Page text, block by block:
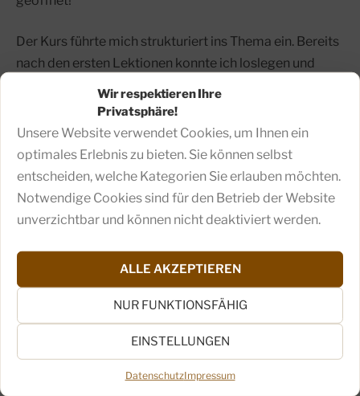
Wir respektieren Ihre
Privatsphäre!
Unsere Website verwendet Cookies, um Ihnen ein
optimales Erlebnis zu bieten. Sie können selbst
entscheiden, welche Kategorien Sie erlauben möchten.
Notwendige Cookies sind für den Betrieb der Website
unverzichtbar und können nicht deaktiviert werden.
ALLE AKZEPTIEREN
NUR FUNKTIONSFÄHIG
EINSTELLUNGEN
DatenschutzImpressum
Der Kurs führte mich strukturiert ins Thema ein. Bereits
nach den ersten Lektionen konnte ich loslegen und
einen Futterplan sowie Rezepte ausprobieren. Die
Umstellung erfolgte schrittweise, und Rocky nahm das
neue Futter gut an. Anfangs pürierte ich die Zutaten, um
ihn sanft daran zu gewöhnen. Mittlerweile frisst er seine
Mahlzeiten mit Begeisterung – und ich habe endlich das
Vertrauen, dass ich ihn optimal versorge.
Hunde 2.0“ aufgebaut?
Der Online-Kurs ist logisch und sinnvoll strukturiert.
Zunächst lernst du die Grundlagen des Barfens, dann
gibt es praktische Anleitungen zur Umsetzung.
Besonders hilfreich sind die ausführlichen Futterpläne,